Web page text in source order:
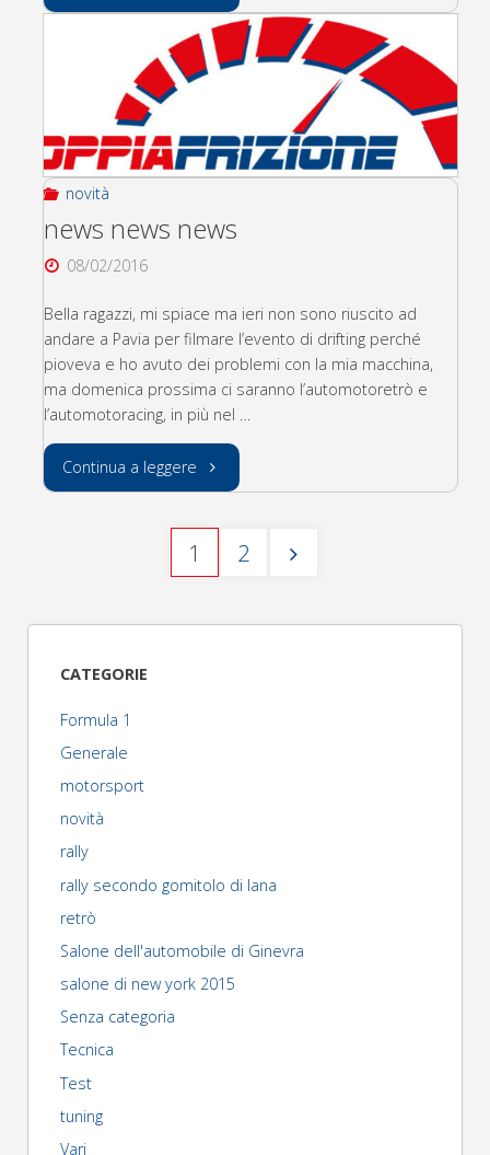
novità
news news news
08/02/2016
Bella ragazzi, mi spiace ma ieri non sono riuscito ad
andare a Pavia per filmare l’evento di drifting perché
pioveva e ho avuto dei problemi con la mia macchina,
ma domenica prossima ci saranno l’automotoretrò e
l’automotoracing, in più nel …
Continua a leggere "news
1 2
CATEGORIE
Formula 1
Generale
motorsport
novità
rally
rally secondo gomitolo di lana
retrò
Salone dell'automobile di Ginevra
salone di new york 2015
Senza categoria
Tecnica
Test
tuning
Vari